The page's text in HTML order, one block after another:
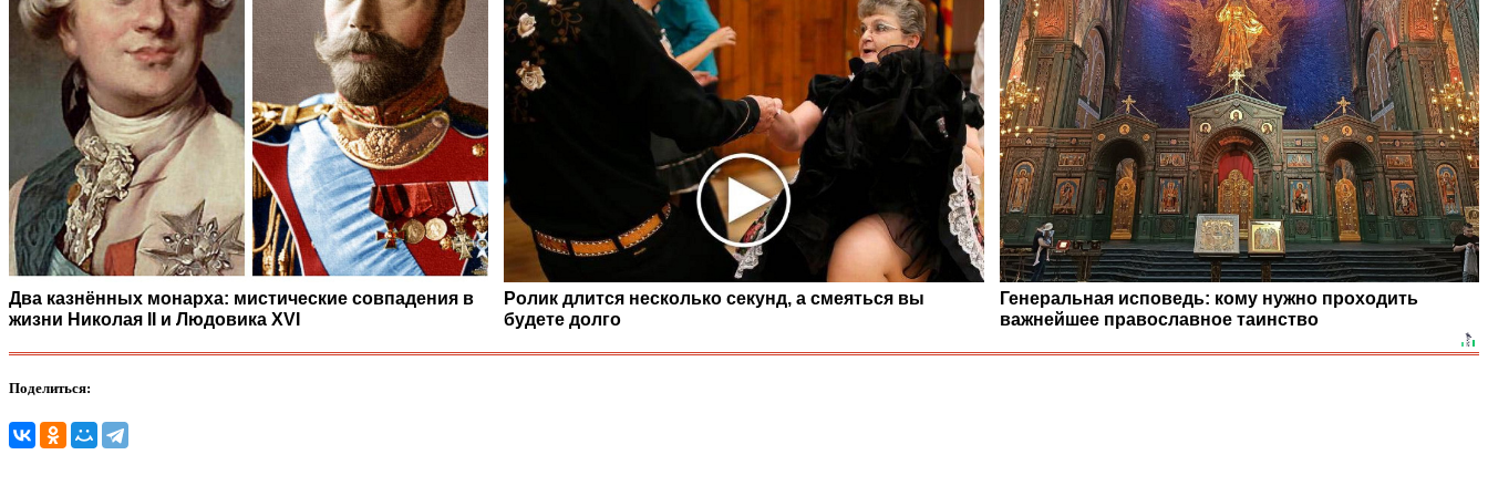
Два казнённых монарха: мистические совпадения в
жизни Николая II и Людовика XVI
Ролик длится несколько секунд, а смеяться вы
будете долго
Генеральная исповедь: кому нужно проходить
важнейшее православное таинство
Поделиться: